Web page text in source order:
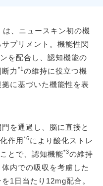
、ニュースキン初の機
プリメント。機能性関
を配合し、認知機能の
力 *1 の維持に役立つ機
に基づいた機能性を表
を通過し、脳に直接と
作用*6により酸化ストレ
ことで、認知機能*3の維持
内での吸収を考慮した
1日当たり12mg配合。